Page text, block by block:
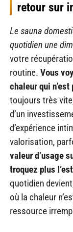
retour sur
Le sauna
quotidien une
votre
routine. Vous
chaleur qui n’est
toujours très
d’un
d’expérience
valorisation,
valeur d’usage
troquez plus
quotidien
où la chaleur
ressource